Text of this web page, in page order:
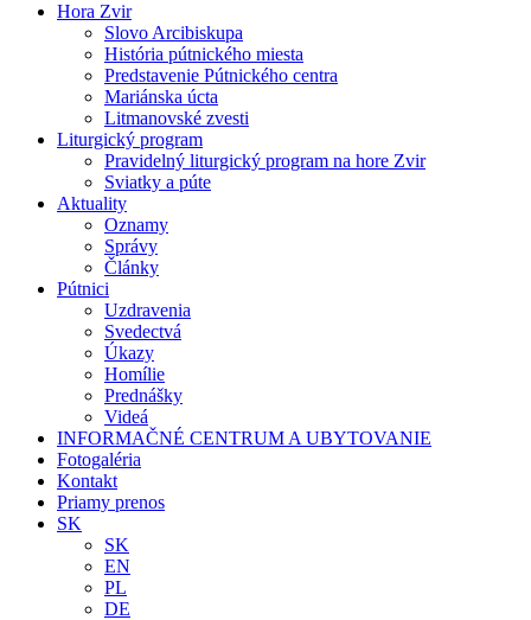
Hora Zvir
Slovo Arcibiskupa
História pútnického miesta
Predstavenie Pútnického centra
Mariánska úcta
Litmanovské zvesti
Liturgický program
Pravidelný liturgický program na hore Zvir
Sviatky a púte
Aktuality
Oznamy
Správy
Články
Pútnici
Uzdravenia
Svedectvá
Úkazy
Homílie
Prednášky
Videá
INFORMAČNÉ CENTRUM A UBYTOVANIE
Fotogaléria
Kontakt
Priamy prenos
SK
SK
EN
PL
DE